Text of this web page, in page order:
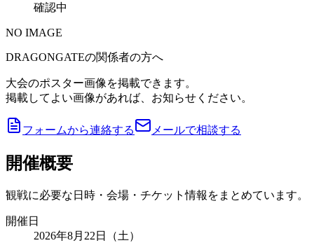
確認中
NO IMAGE
DRAGONGATEの関係者の方へ
大会のポスター画像を掲載できます。
掲載してよい画像があれば、お知らせください。
フォームから連絡する メールで相談する
開催概要
観戦に必要な日時・会場・チケット情報をまとめています。
開催日
2026年8月22日（土）